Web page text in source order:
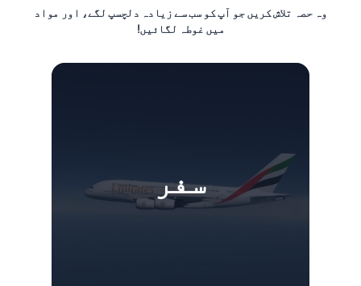
وہ حصہ تلاش کریں جو آپ کو سب سے زیادہ دلچسپ لگے، اور مواد
میں غوطہ لگائیں!
سفر